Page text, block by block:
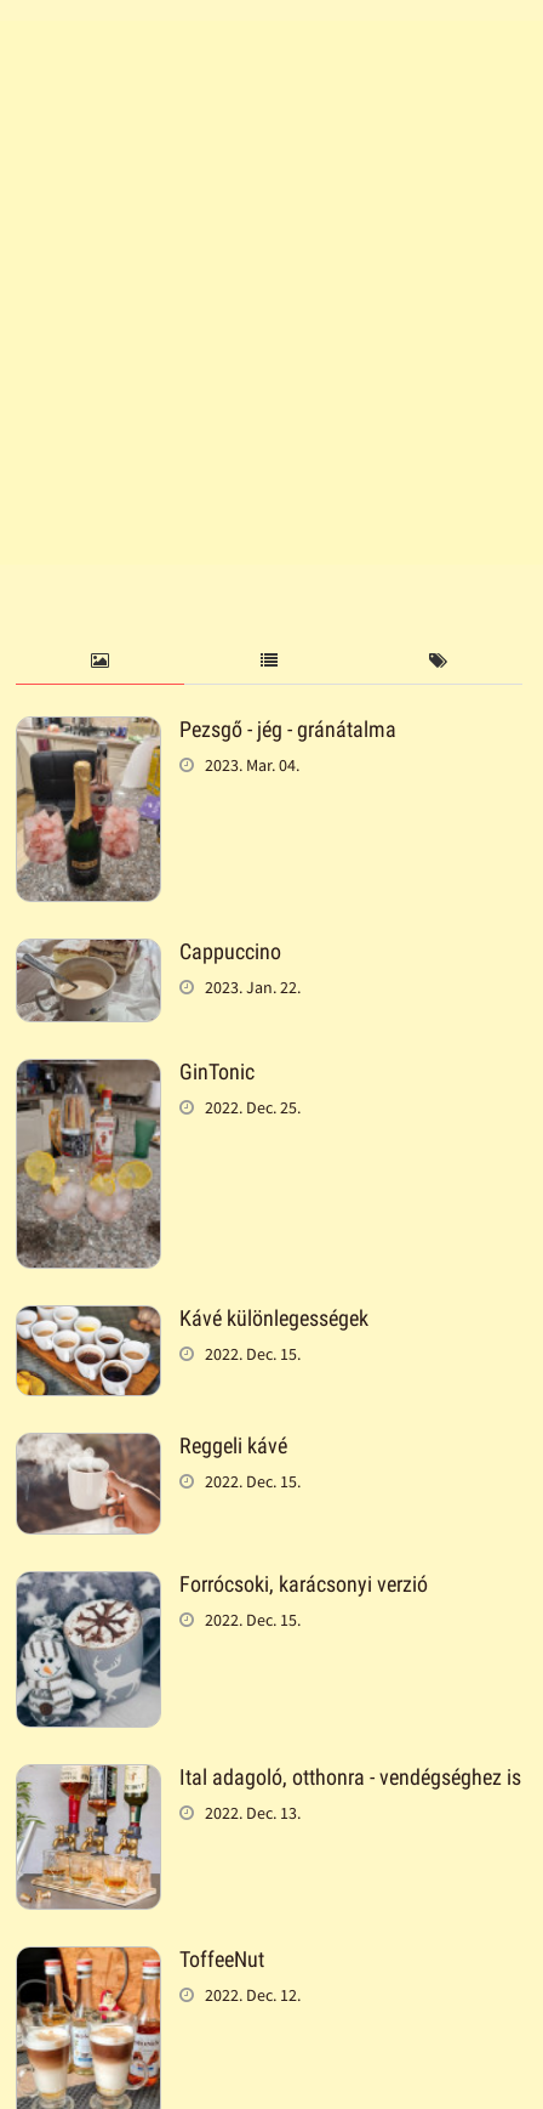
Pezsgő - jég - gránátalma
2023. Mar. 04.
Cappuccino
2023. Jan. 22.
GinTonic
2022. Dec. 25.
Kávé különlegességek
2022. Dec. 15.
Reggeli kávé
2022. Dec. 15.
Forrócsoki, karácsonyi verzió
2022. Dec. 15.
Ital adagoló, otthonra - vendégséghez is
2022. Dec. 13.
ToffeeNut
2022. Dec. 12.